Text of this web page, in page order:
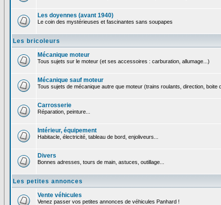
Les doyennes (avant 1940)
Le coin des mystérieuses et fascinantes sans soupapes
Les bricoleurs
Mécanique moteur
Tous sujets sur le moteur (et ses accessoires : carburation, allumage...)
Mécanique sauf moteur
Tous sujets de mécanique autre que moteur (trains roulants, direction, boite
Carrosserie
Réparation, peinture...
Intérieur, équipement
Habitacle, électricité, tableau de bord, enjoliveurs...
Divers
Bonnes adresses, tours de main, astuces, outillage...
Les petites annonces
Vente véhicules
Venez passer vos petites annonces de véhicules Panhard !